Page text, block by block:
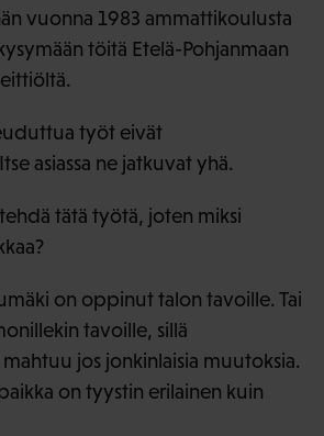
vuonna 1983 ammattikoulusta
töitä Etelä-Pohjanmaan
työt eivät
asiassa ne jatkuvat yhä.
tätä työtä, joten miksi
on oppinut talon tavoille. Tai
tavoille, sillä
jos jonkinlaisia muutoksia.
on tyystin erilainen kuin